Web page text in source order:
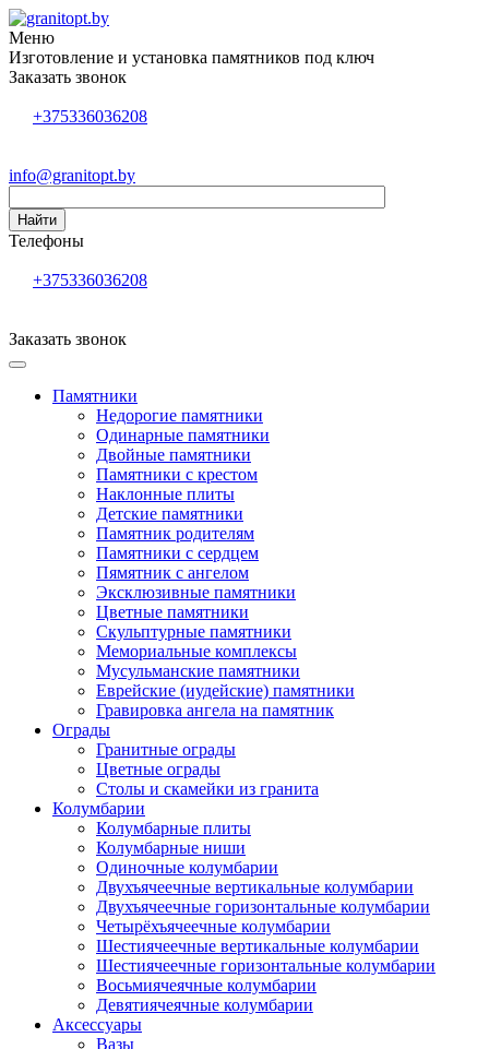
Меню
Изготовление и установка памятников под ключ
Заказать звонок
+375336036208
info@granitopt.by
Найти
Телефоны
+375336036208
Заказать звонок
Памятники
Недорогие памятники
Одинарные памятники
Двойные памятники
Памятники с крестом
Наклонные плиты
Детские памятники
Памятник родителям
Памятники с сердцем
Пямятник с ангелом
Эксклюзивные памятники
Цветные памятники
Скульптурные памятники
Мемориальные комплексы
Мусульманские памятники
Еврейские (иудейские) памятники
Гравировка ангела на памятник
Ограды
Гранитные ограды
Цветные ограды
Столы и скамейки из гранита
Колумбарии
Колумбарные плиты
Колумбарные ниши
Одиночные колумбарии
Двухъячеечные вертикальные колумбарии
Двухъячеечные горизонтальные колумбарии
Четырёхъячеечные колумбарии
Шестиячеечные вертикальные колумбарии
Шестиячеечные горизонтальные колумбарии
Восьмиячеячные колумбарии
Девятиячеячные колумбарии
Аксессуары
Вазы